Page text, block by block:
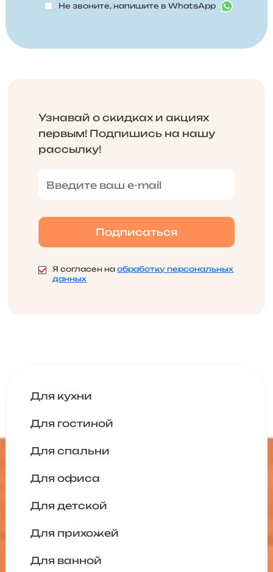
Не звоните, напишите в WhatsApp
Узнавай о скидках и акциях
первым! Подпишись на нашу
рассылку!
Я согласен наобработку персональных
данных
Для кухни
Для гостиной
Для спальни
Для офиса
Для детской
Для прихожей
Для ванной